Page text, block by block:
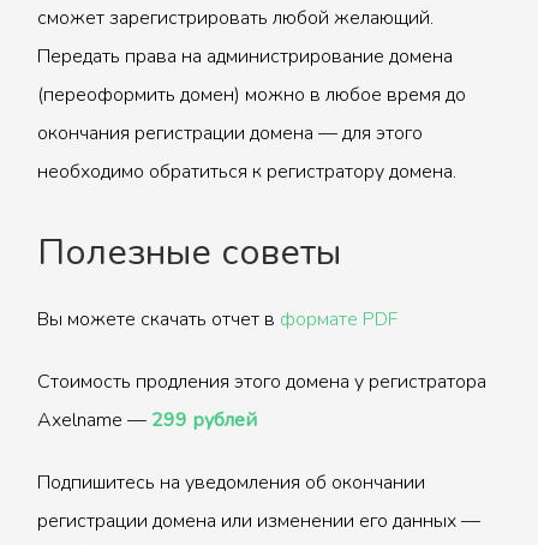
сможет зарегистрировать любой желающий.
Передать права на администрирование домена
(переоформить домен) можно в любое время до
окончания регистрации домена — для этого
необходимо обратиться к регистратору домена.
Полезные советы
Вы можете скачать отчет в формате PDF
Стоимость продления этого домена у регистратора
Axelname — 299 рублей
Подпишитесь на уведомления об окончании
регистрации домена или изменении его данных —